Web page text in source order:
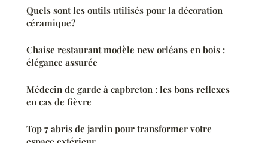
Quels sont les outils utilisés pour la décoration
céramique?
Chaise restaurant modèle new orléans en bois :
élégance assurée
Médecin de garde à capbreton : les bons reflexes
en cas de fièvre
Top 7 abris de jardin pour transformer votre